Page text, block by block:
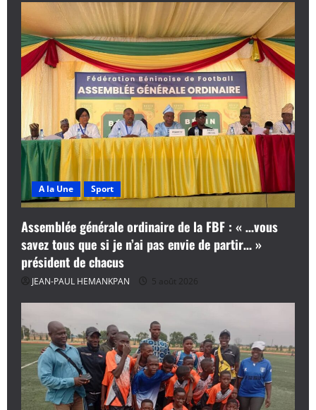
A la Une Sport
Assemblée générale ordinaire de la FBF : « …vous
savez tous que si je n’ai pas envie de partir… »
président de chacus
JEAN-PAUL HEMANKPAN 5 août 2026